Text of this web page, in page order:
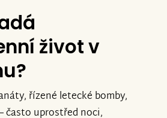
vzkaz Ihora, který v
a aktivně pomáhá a
děkovné video.
lidi ve smrtelném
život v
řízené letecké bomby,
často uprostřed noci,